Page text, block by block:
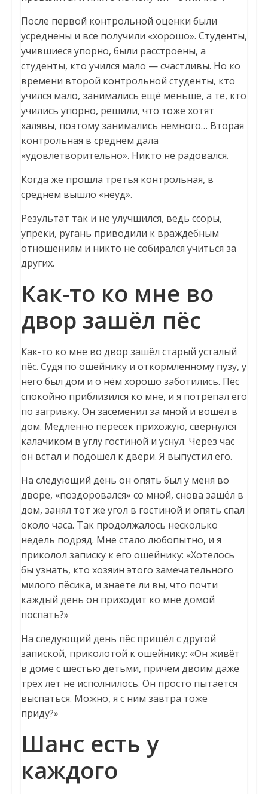
После первой контрольной оценки были
усреднены и все получили «хорошо». Студенты,
учившиеся упорно, были расстроены, а
студенты, кто учился мало — счастливы. Но ко
времени второй контрольной студенты, кто
учился мало, занимались ещё меньше, а те, кто
учились упорно, решили, что тоже хотят
халявы, поэтому занимались немного… Вторая
контрольная в среднем дала
«удовлетворительно». Никто не радовался.
Когда же прошла третья контрольная, в
среднем вышло «неуд».
Результат так и не улучшился, ведь ссоры,
упрёки, ругань приводили к враждебным
отношениям и никто не собирался учиться за
других.
Как-то ко мне во
двор зашёл пёс
Как-то ко мне во двор зашёл старый усталый
пёс. Судя по ошейнику и откормленному пузу, у
него был дом и о нём хорошо заботились. Пёс
спокойно приблизился ко мне, и я потрепал его
по загривку. Он засеменил за мной и вошёл в
дом. Медленно пересёк прихожую, свернулся
калачиком в углу гостиной и уснул. Через час
он встал и подошёл к двери. Я выпустил его.
На следующий день он опять был у меня во
дворе, «поздоровался» со мной, снова зашёл в
дом, занял тот же угол в гостиной и опять спал
около часа. Так продолжалось несколько
недель подряд. Мне стало любопытно, и я
приколол записку к его ошейнику: «Хотелось
бы узнать, кто хозяин этого замечательного
милого пёсика, и знаете ли вы, что почти
каждый день он приходит ко мне домой
поспать?»
На следующий день пёс пришёл с другой
запиской, приколотой к ошейнику: «Он живёт
в доме с шестью детьми, причём двоим даже
трёх лет не исполнилось. Он просто пытается
выспаться. Можно, я с ним завтра тоже
приду?»
Шанс есть у
каждого